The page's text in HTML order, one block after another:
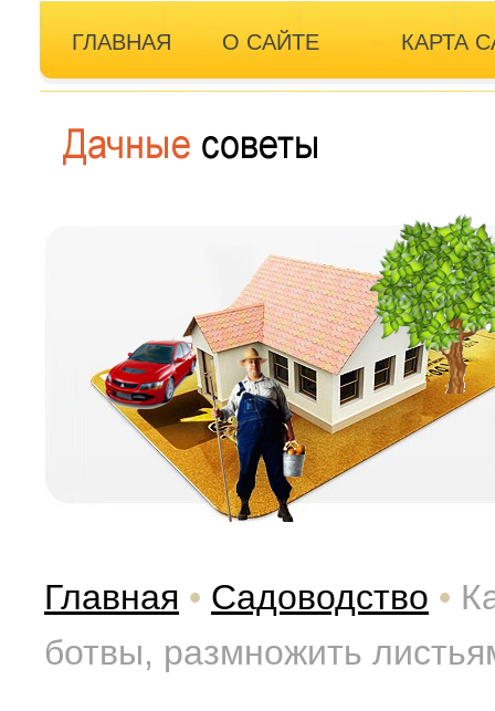
ГЛАВНАЯ О САЙТЕ КАРТА
Главная • Садоводство •
ботвы, размножить